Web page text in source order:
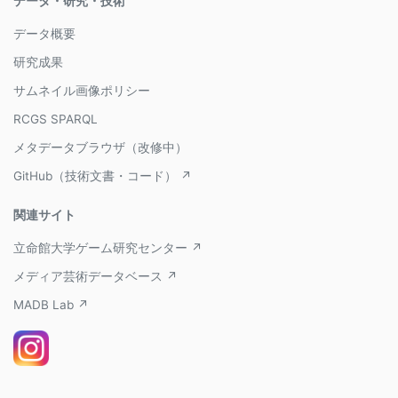
データ概要
研究成果
サムネイル画像ポリシー
RCGS SPARQL
メタデータブラウザ（改修中）
GitHub（技術文書・コード） ↗
関連サイト
立命館大学ゲーム研究センター ↗
メディア芸術データベース ↗
MADB Lab ↗